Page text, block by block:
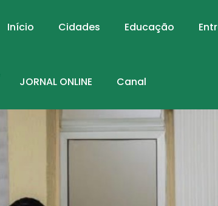
Início Cidades Educação
JORNAL ONLINE Canal